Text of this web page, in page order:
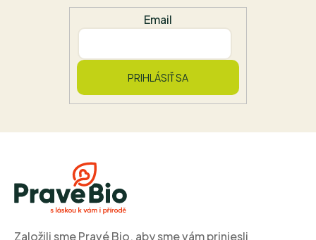
Email
PRIHLÁSIŤ SA
Založili sme Pravé Bio, aby sme vám priniesli